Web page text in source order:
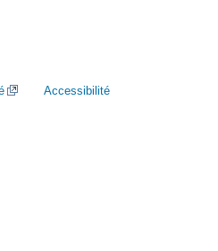
Accessibilité